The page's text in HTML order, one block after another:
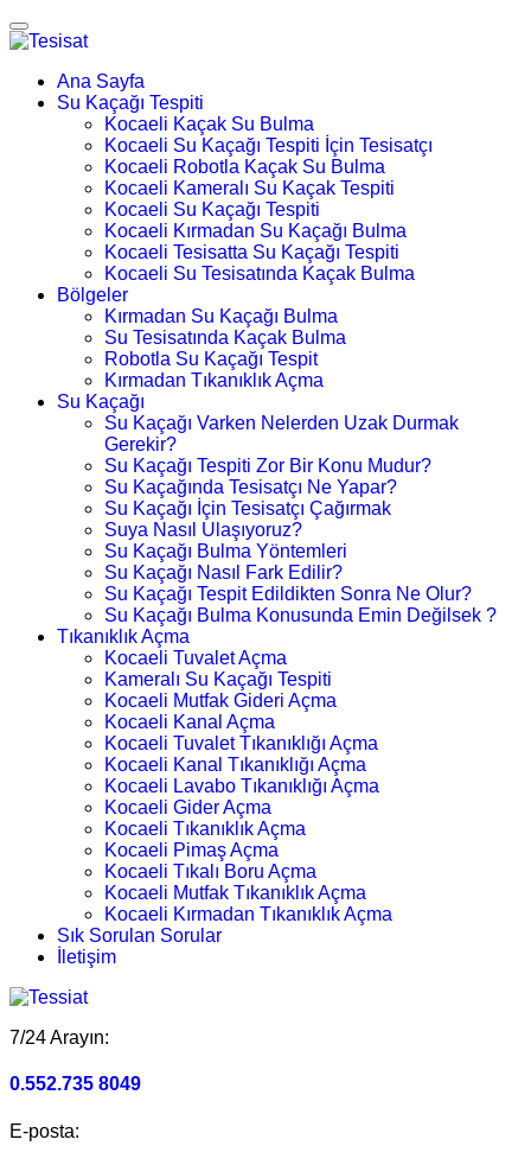
Ana Sayfa
Su Kaçağı Tespiti
Kocaeli Kaçak Su Bulma
Kocaeli Su Kaçağı Tespiti İçin Tesisatçı
Kocaeli Robotla Kaçak Su Bulma
Kocaeli Kameralı Su Kaçak Tespiti
Kocaeli Su Kaçağı Tespiti
Kocaeli Kırmadan Su Kaçağı Bulma
Kocaeli Tesisatta Su Kaçağı Tespiti
Kocaeli Su Tesisatında Kaçak Bulma
Bölgeler
Kırmadan Su Kaçağı Bulma
Su Tesisatında Kaçak Bulma
Robotla Su Kaçağı Tespit
Kırmadan Tıkanıklık Açma
Su Kaçağı
Su Kaçağı Varken Nelerden Uzak Durmak
Gerekir?
Su Kaçağı Tespiti Zor Bir Konu Mudur?
Su Kaçağında Tesisatçı Ne Yapar?
Su Kaçağı İçin Tesisatçı Çağırmak
Suya Nasıl Ulaşıyoruz?
Su Kaçağı Bulma Yöntemleri
Su Kaçağı Nasıl Fark Edilir?
Su Kaçağı Tespit Edildikten Sonra Ne Olur?
Su Kaçağı Bulma Konusunda Emin Değilsek ?
Tıkanıklık Açma
Kocaeli Tuvalet Açma
Kameralı Su Kaçağı Tespiti
Kocaeli Mutfak Gideri Açma
Kocaeli Kanal Açma
Kocaeli Tuvalet Tıkanıklığı Açma
Kocaeli Kanal Tıkanıklığı Açma
Kocaeli Lavabo Tıkanıklığı Açma
Kocaeli Gider Açma
Kocaeli Tıkanıklık Açma
Kocaeli Pimaş Açma
Kocaeli Tıkalı Boru Açma
Kocaeli Mutfak Tıkanıklık Açma
Kocaeli Kırmadan Tıkanıklık Açma
Sık Sorulan Sorular
İletişim
7/24 Arayın:
0.552.735 8049
E-posta: